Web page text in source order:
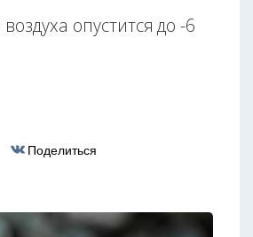
опустится до -6
Поделиться